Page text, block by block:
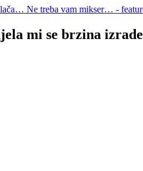
mi se brzina izrade